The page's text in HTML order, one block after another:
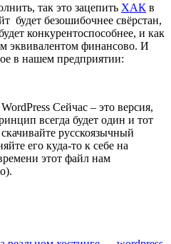
так это зацепить ХАК в
будет безошибочнее свёрстан,
конкурентоспособнее, и как
эквивалентом финансово. И
в нашем предприятии:
Сейчас – это версия,
всегда будет один и тот
русскоязычный
его куда-то к себе на
этот файл нам